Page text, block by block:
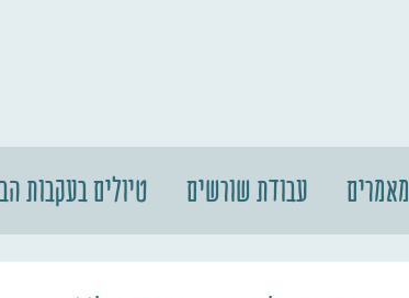
טיולים בעקבות עבודת שורשים מאמרים